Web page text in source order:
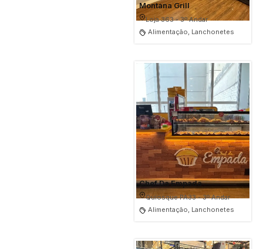
Montana Grill
Loja 363 - 3º Andar
Alimentação, Lanchonetes
Chef Da Empada
Quiosque PA33 - 3º Andar
Alimentação, Lanchonetes